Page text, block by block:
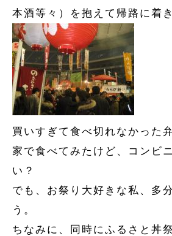
本酒等々）を抱えて帰路に着
買いすぎて食べ切れなかった
家で食べてみたけど、コンビ
い？
でも、お祭り大好きな私、多
う。
ちなみに、同時にふるさと丼